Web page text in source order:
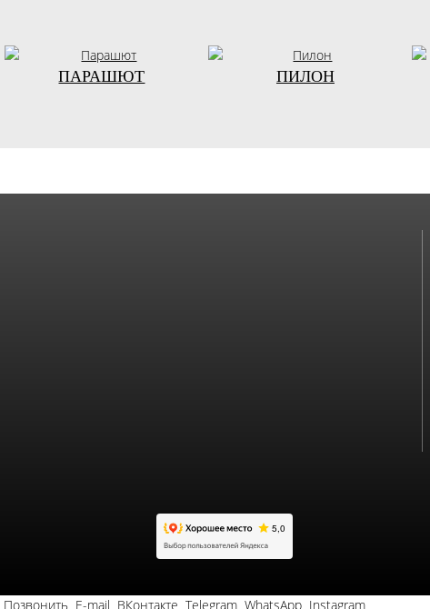
ПАРАШЮТ ПИЛОН
Позвонить E-mail ВКонтакте Telegram WhatsApp Instagram